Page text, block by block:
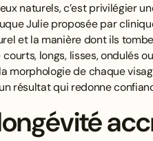
naturels, c’est privilégier
Julie proposée par
et la manière dont ils
longs, lisses, ondulés
morphologie de chaque
résultat qui redonne